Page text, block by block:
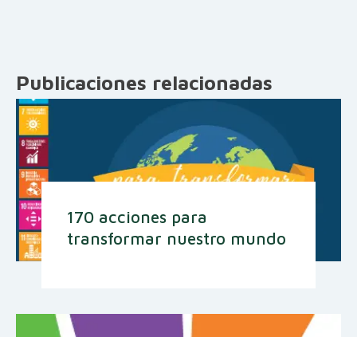
Publicaciones relacionadas
170 acciones para
transformar nuestro mundo